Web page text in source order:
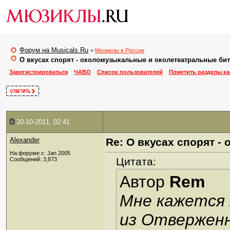
Форум на Musicals.Ru > Мюзиклы в России
О вкусах спорят - околомузыкальные и околетеатральные
Зарегистрироваться ЧАВО Список пользователей Пометить разделы
20-10-2011, 02:41
Alexander
На форуме с: Jan 2005
Сообщений: 3,873
Re: О вкусах спорят
Цитата:
Автор Rem
Мне кажется
из